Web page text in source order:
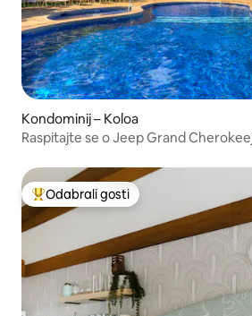
Kondominij – Koloa
Raspitajte se o Jeep Grand
Među najviše rangiranima s
Odabrali gosti